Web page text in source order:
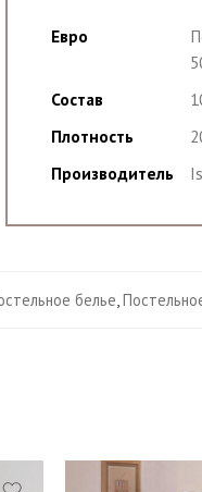
Евро
Состав
Плотность
Производитель
белье,